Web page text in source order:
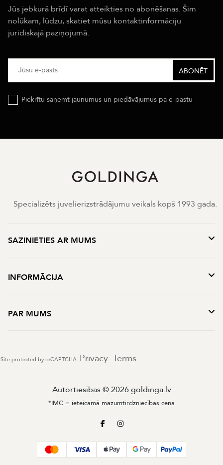
Jūs jebkurā brīdī varat atteikties no abonēšanas. Šim
nolūkam, lūdzu, skatiet mūsu kontaktinformāciju
juridiskajā paziņojumā.
Piekrītu saņemt jaunumus un piedāvājumus pa e-pastu
Specializēts juvelierizstrādājumu veikals kopš 1993 gada.
SAZINIETIES AR MUMS
INFORMĀCIJA
PAR MUMS
Site protected by reCAPTCHA. Privacy - Terms
Autortiesības © 2026 goldinga.lv
*IMC = ieteicamā mazumtirdzniecības cena